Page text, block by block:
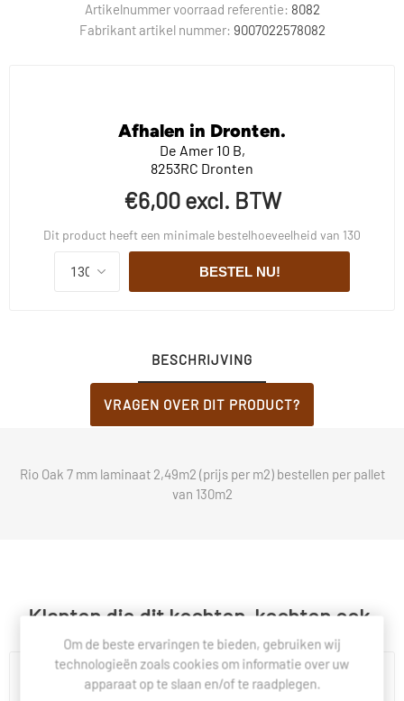
Artikelnummer voorraad referentie: 8082
Fabrikant artikel nummer: 9007022578082
Afhalen in Dronten.
De Amer 10 B,
8253RC Dronten
€6,00 excl. BTW
Dit product heeft een minimale bestelhoeveelheid van 130
BESTEL NU!
BESCHRIJVING
VRAGEN OVER DIT PRODUCT?
Rio Oak 7 mm laminaat 2,49m2 (prijs per m2) bestellen per pallet
van 130m2
Klanten die dit kochten, kochten ook.
Om de beste ervaringen te bieden, gebruiken wij
technologieën zoals cookies om informatie over uw
apparaat op te slaan en/of te raadplegen.